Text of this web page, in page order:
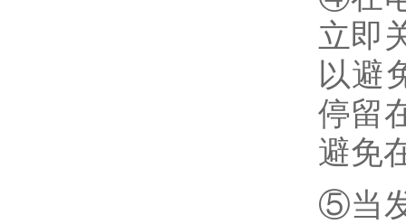
立即
以避
停留
避免
⑤当